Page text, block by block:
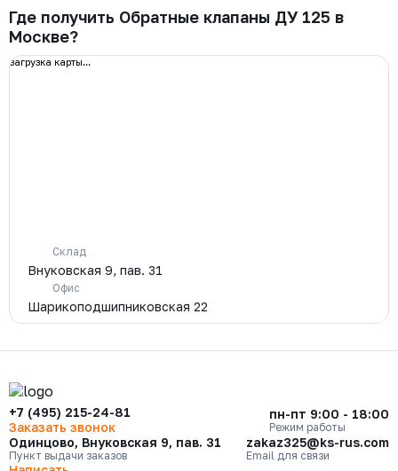
Где получить Обратные клапаны ДУ 125 в
Москве?
загрузка карты...
Склад
Внуковская 9, пав. 31
Офис
Шарикоподшипниковская 22
+7 (495) 215-24-81
Заказать звонок
пн-пт 9:00 - 18:00
Режим работы
Одинцово, Внуковская 9, пав. 31
Пункт выдачи заказов
zakaz325@ks-rus.com
Email для связи